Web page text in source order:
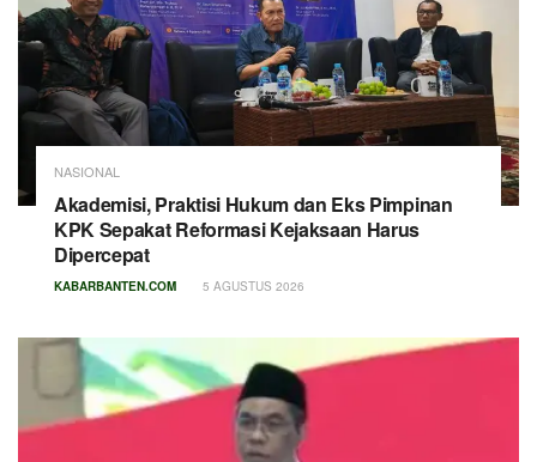
NASIONAL
Akademisi, Praktisi Hukum dan Eks Pimpinan
KPK Sepakat Reformasi Kejaksaan Harus
Dipercepat
KABARBANTEN.COM 5 AGUSTUS 2026